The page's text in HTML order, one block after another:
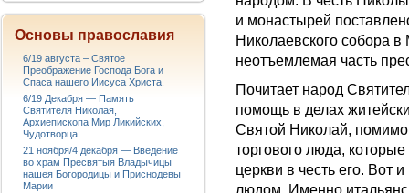
и монастырей
Николаевского собора
неотъемлемая часть
Почитает народ
помощь в делах
Святой Николай, помимо
торгового люда,
церкви в честь его. Вот
Основы православия
6/19 августа – Святое
Преображение Господа Бога и
Спаса нашего Иисуса Христа.
6/19 Декабря — Память
Святителя Николая,
Архиепископа Мир Ликийских,
Чудотворца.
21 ноября/4 декабря — Введение
во храм Пресвятыя Владычицы
нашея Богородицы и Приснодевы
Марии